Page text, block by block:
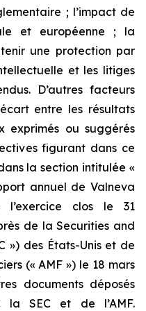
; l’impact de
et européenne ; la
une protection par
et les litiges
D’autres facteurs
entre les résultats
ou suggérés
figurant dans ce
la section intitulée «
annuel de Valneva
clos le 31
de la Securities and
») des États-Unis et de
(« AMF ») le 18 mars
documents déposés
la SEC et de l’AMF.